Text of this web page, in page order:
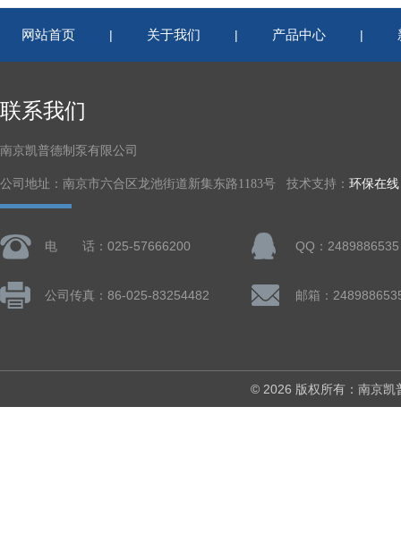
网站首页 | 关于我们 | 产品中心 |
联系我们
南京凯普德制泵有限公司
公司地址：南京市六合区龙池街道新集东路1183号 技术支持： 环保在线
电 话：025-57666200 QQ：2489886535
公司传真：86-025-83254482 邮箱：
© 2026 版权所有：南京